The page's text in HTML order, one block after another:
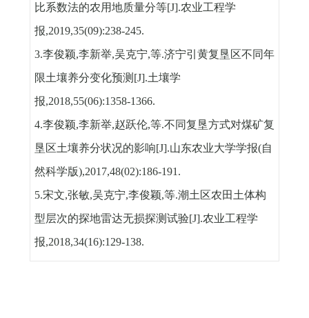
比系数法的农用地质量分等[J].农业工程学
报,2019,35(09):238-245.
3.李俊颖,李新举,吴克宁,等.济宁引黄复垦区不同年
限土壤养分变化预测 [J].土壤学
报,2018,55(06):1358-1366.
4.李俊颖,李新举,赵跃伦,等.不同复垦方式对煤矿复
垦区土壤养分状况的影响[J].山东农业大学学报(自
然科学版),2017,48(02):186-191.
5.宋文,张敏,吴克宁,李俊颖,等.潮土区农田土体构
型层次的探地雷达无损探测试验[J].农业工程学
报,2018,34(16):129-138.